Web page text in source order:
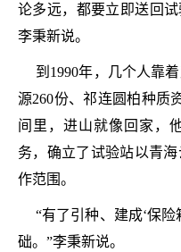
论多远，都要立即送回
李秉新说。
到1990年，几个人靠
源260份、祁连圆柏种质
间里，进山就像回家，
务，确立了试验站以青
作范围。
“有了引种、建成‘保
础。”李秉新说。